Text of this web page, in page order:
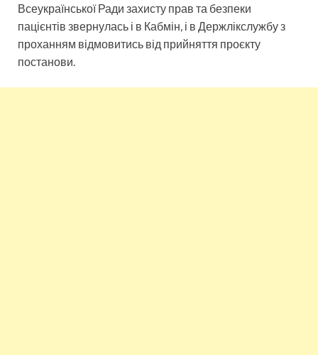
Всеукраїнської Ради захисту прав та безпеки
пацієнтів звернулась і в Кабмін, і в Держлікслужбу з
проханням відмовитись від прийняття проєкту
постанови.